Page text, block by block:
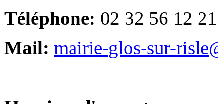
Téléphone: 02 32 56 12 21
Mail: mairie-glos-sur-